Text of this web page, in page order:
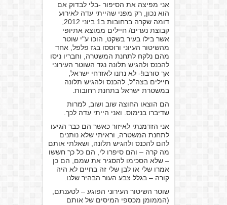
אני מפיצה את הסיפור -בלי לבדוק אם
הוא נכון, רק מפני שהייתי עדה לאירוע
קבוצת נערים/ חיילים ממוצא אתיופי
אשר בילו בעיר בשקט, הוכו ע"י שוטר
מהשיטור העיוני ורוססו בגז פלפל, אחד
מהם נלקח לתחנת המשטרה, וחבריו ניסו
להכנס ולהגיש תלונה נגד השוטר העירוני
אך סורבו!- לא נתנו לאזרחי ישראל,
חיילים בצה"ל, להכנס ולהגיש תלונה
במשטרת ישראל בתחנת רחובות.
הם הוצאו החוצה שוב ושוב, למרות
שדיברו בנימוס. ואני הייתי עדה לכך.
אני הזדמנתי לאיזור כאשר הם כבר הגיעו
לתחנת המשטרה, וראיתי שלא נותנים
להם להכנס ולהגיש תלונה, ושאלתי אותם
מה קרה – והם סיפרו לי, הם כל כך חששו
– שלא הסכימו להסגיר את שמם, הם כן
אמרו שלי או לבן שלי זה בחיים לא היה
קורה – בגלל צבע העור הבהיר שלנו.
שוטר השיטור העירוני הפוגע – לטענתם,
(הממומן מכספי המיסים של אותם